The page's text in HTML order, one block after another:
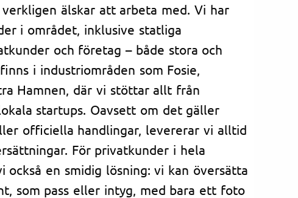
älskar att arbeta med. Vi har
i området, inklusive statliga
och företag – både stora och
i industriområden som Fosie,
Hamnen, där vi stöttar allt från
startups. Oavsett om det gäller
officiella handlingar, levererar vi alltid
För privatkunder i hela
också en smidig lösning: vi kan översätta
som pass eller intyg, med bara ett foto